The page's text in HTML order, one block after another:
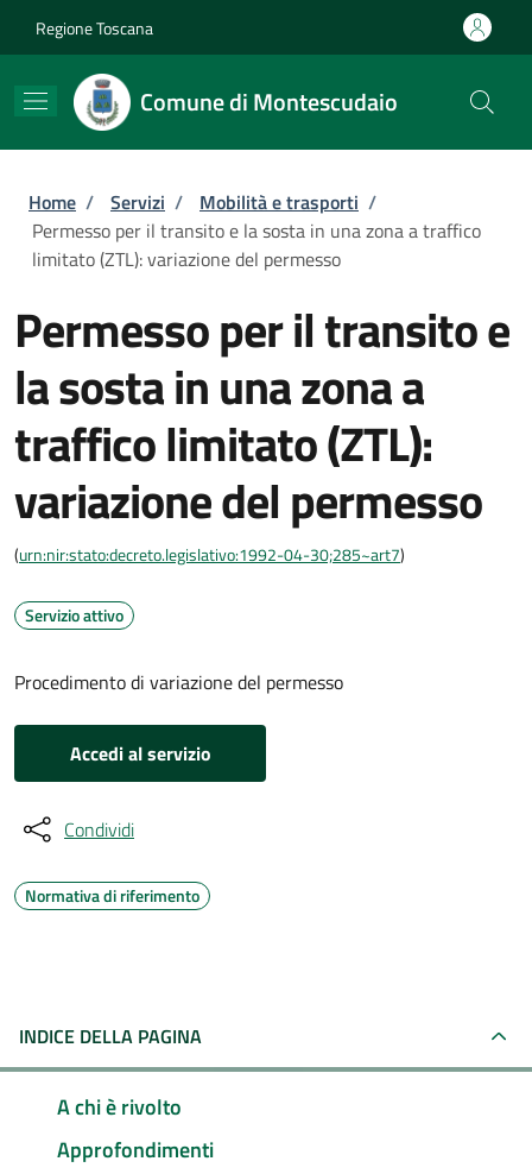
Regione Toscana
Comune di Montescudaio
Briciole di pane
Home / Servizi / Mobilità e trasporti /
Permesso per il transito e la sosta in una zona a traffico
limitato (ZTL): variazione del permesso
Permesso per il transito e
la sosta in una zona a
traffico limitato (ZTL):
variazione del permesso
(urn:nir:stato:decreto.legislativo:1992-04-30;285~art7)
Servizio attivo
Procedimento di variazione del permesso
Accedi al servizio
Condividi
Normativa di riferimento
INDICE DELLA PAGINA
A chi è rivolto
Approfondimenti